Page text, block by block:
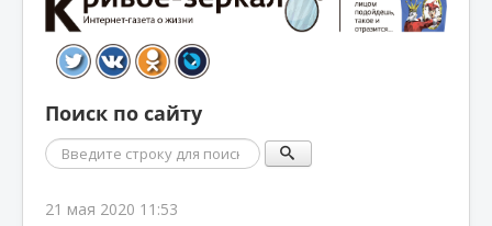
Поиск по сайту
Поиск
21 мая 2020 11:53